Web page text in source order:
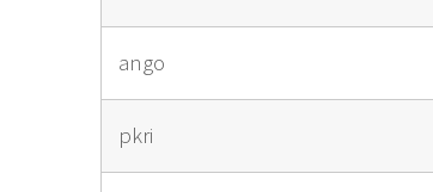
ango
pkri